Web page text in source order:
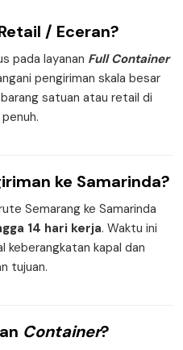
/ Eceran?
pada layanan Full Container
pengiriman skala besar
satuan atau retail di
penuh.
ke Samarinda?
Semarang ke Samarinda
14 hari kerja. Waktu ini
keberangkatan kapal dan
tujuan.
Container?